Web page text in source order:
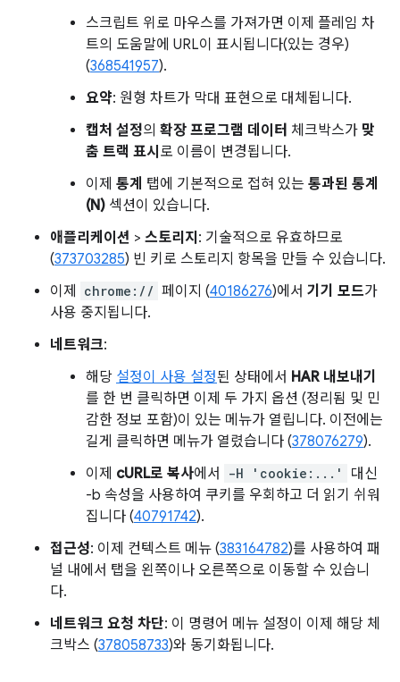
스크립트 위로 마우스를 가져가면 이제 플레임 차
트의 도움말에 URL이 표시됩니다(있는 경우)
(368541957).
요약: 원형 차트가 막대 표현으로 대체됩니다.
캡처 설정의 확장 프로그램 데이터 체크박스가 맞
춤 트랙 표시 로 이름이 변경됩니다.
이제 통계 탭에 기본적으로 접혀 있는 통과된 통계
(N) 섹션이 있습니다.
애플리케이션 > 스토리지 : 기술적으로 유효하므로
(373703285) 빈 키로 스토리지 항목을 만들 수 있습니다.
이제
chrome:// 페이지 (40186276)에서 기기 모드가
사용 중지됩니다.
네트워크:
해당 설정이 사용 설정된 상태에서 HAR 내보내기
를 한 번 클릭하면 이제 두 가지 옵션 (정리됨 및 민
감한 정보 포함)이 있는 메뉴가 열립니다. 이전에는
길게 클릭하면 메뉴가 열렸습니다 (378076279).
이제 cURL로 복사에서 -H 'cookie:...'
대신
-b 속성을 사용하여 쿠키를 우회하고 더 읽기 쉬워
집니다 (40791742).
접근성: 이제 컨텍스트 메뉴 (383164782)를 사용하여 패
널 내에서 탭을 왼쪽이나 오른쪽으로 이동할 수 있습니
다.
네트워크 요청 차단: 이 명령어 메뉴 설정이 이제 해당 체
크박스 (378058733)와 동기화됩니다.